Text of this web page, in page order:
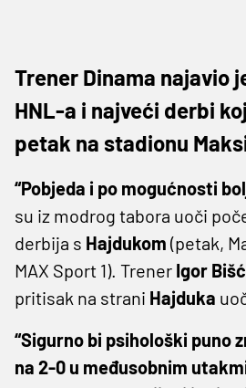
Trener Dinama najavio
HNL-a i najveći derbi
petak na stadionu
“Pobjeda i po mogućnosti
su iz modrog tabora uoči
derbija s Hajdukom (petak,
MAX Sport 1). Trener Igor
pritisak na strani Hajduka
“Sigurno bi psihološki puno
na 2-0 u međusobnim